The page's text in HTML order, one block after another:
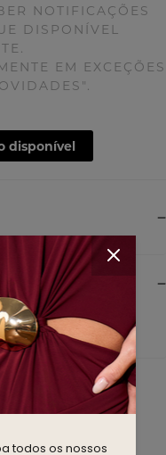
NOTIFICAÇÕES
DISPONÍVEL
EM EXCEÇÕES
disponível
todos os nossos